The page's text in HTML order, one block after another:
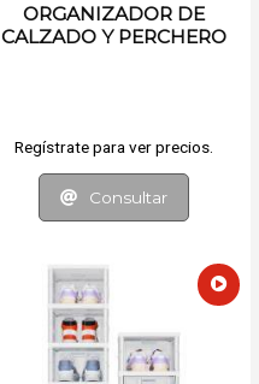
ORGANIZADOR DE
CALZADO Y PERCHERO
Regístrate para ver precios.
Consultar